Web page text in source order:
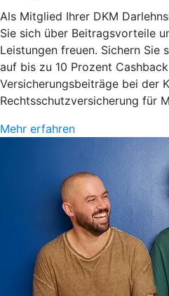
Als Mitglied Ihrer DKM
Sie sich über Beitragsvorteile
Leistungen freuen. Sichern Sie
auf bis zu 10 Prozent
Versicherungsbeiträge bei der
Rechtsschutzversicherung für
Mehr erfahren